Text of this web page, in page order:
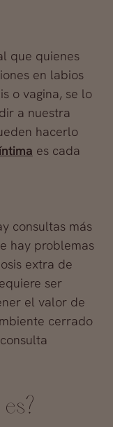
que quienes
en labios
o vagina, se lo
a nuestra
hacerlo
es cada
consultas más
hay problemas
extra de
ser
el valor de
cerrado